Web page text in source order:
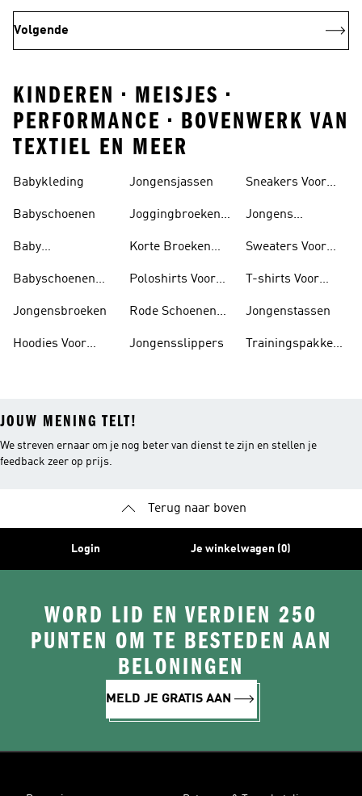
Volgende
KINDEREN • MEISJES •
PERFORMANCE • BOVENWERK VAN
TEXTIEL EN MEER
Babykleding
Babyschoenen
Baby
Babyschoenen
Jongensbroeken
Hoodies Voor
Jongensjassen
Joggingbroeken
Korte Broeken
Poloshirts Voor
Rode Schoenen
Jongensslippers
Sneakers Voor
Jongens
Sweaters Voor
T-shirts Voor
Jongenstassen
Trainingspakken
JOUW MENING TELT!
We streven ernaar om je nog beter van dienst te zijn en stellen je
feedback zeer op prijs.
Terug naar boven
Login Je winkelwagen (0)
WORD LID EN VERDIEN 250
PUNTEN OM TE BESTEDEN AAN
BELONINGEN
MELD JE GRATIS AAN